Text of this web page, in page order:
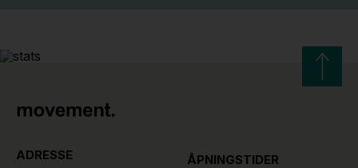
ADRESSE ÅPNINGSTIDER